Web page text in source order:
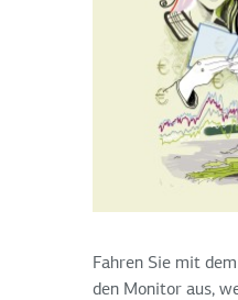
Fahren Sie mit
den Monitor aus,